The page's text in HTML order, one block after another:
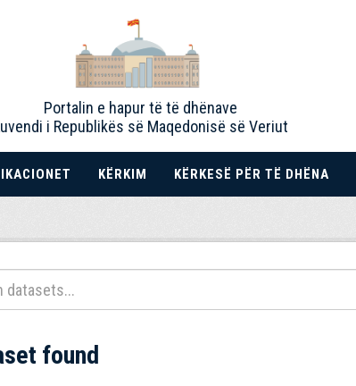
Portalin e hapur të të dhënave
i Republikës së Maqedonisë së Veriut
KËRKIM KËRKESË PËR TË DHËNA
found